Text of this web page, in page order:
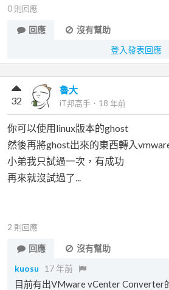
0 則回應
回應
沒有幫助
登入發表回應
魯大
iT邦高手 ． 18 年前
32
你可以使用linux版本的ghost
然後再將ghost出來的東西轉入
小弟我只試過一次，有成功
再來就沒試過了...
2 則回應
回應
沒有幫助
kuosu
17 年前
目前有出VMware vCenter Converter